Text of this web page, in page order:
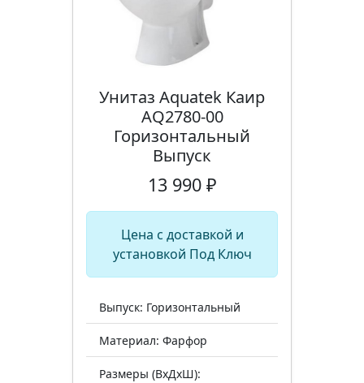
Унитаз Aquatek Каир
AQ2780-00
Горизонтальный
Выпуск
13 990 ₽
Цена с доставкой и
установкой Под Ключ
Выпуск: Горизонтальный
Материал: Фарфор
Размеры (ВхДхШ):